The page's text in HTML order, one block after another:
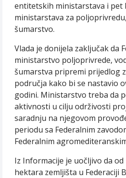
entitetskih ministarstava i pet
ministarstava za
šumarstvo.
Vlada je donijela zaključak da
ministarstvo poljoprivrede,
šumarstva pripremi prijedlog
područja kako bi se nastavio
godini. Ministarstvo treba da
aktivnosti u cilju održivosti
saradnju na njegovom
periodu sa Federalnim
Federalnim
Iz Informacije je uočljivo da
hektara zemljišta u Federaciji